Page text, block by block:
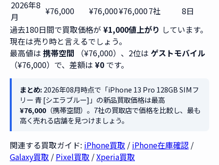
2026年8
月
¥76,000 ¥76,000¥76,0007社
8日
過去180日間で買取価格が ¥1,000値上がり しています。
現在は売り時と言えるでしょう。
最高値は 携帯空間 （¥76,000）、2位は ゲストモバイル
（¥76,000）で、差額は ¥0 です。
まとめ:2026年08月時点で「iPhone 13 Pro 128GB SIMフ
リー 青 [シエラブルー]」の新品買取価格は最高
¥76,000（携帯空間）。7社の買取店で価格を比較し、最も
高く売れる店舗を見つけましょう。
関連する買取ガイド: iPhone買取 / iPhone在庫確認 /
Galaxy買取 / Pixel買取 /Xperia買取